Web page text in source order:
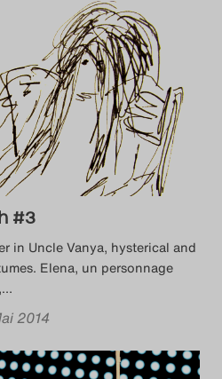
#3
in Uncle Vanya, hysterical and
Elena, un personnage
…
2014